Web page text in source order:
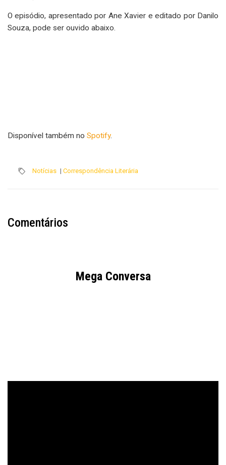
O episódio, apresentado por Ane Xavier e editado por Danilo
Souza, pode ser ouvido abaixo.
Disponível também no Spotify.
Notícias | Correspondência Literária
Comentários
Mega Conversa